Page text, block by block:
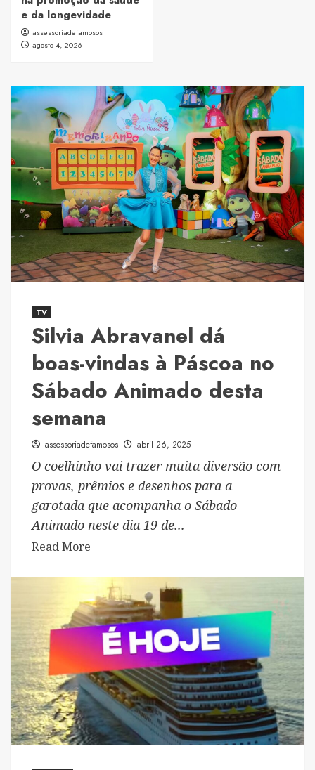
e da longevidade
assessoriadefamosos
agosto 4, 2026
TV
Silvia Abravanel dá
boas-vindas à Páscoa no
Sábado Animado desta
semana
assessoriadefamosos abril 26, 2025
O coelhinho vai trazer muita diversão com
provas, prêmios e desenhos para a
garotada que acompanha o Sábado
Animado neste dia 19 de...
Read More
about
Silvia
Abravanel
dá
boas-
vindas
à
Páscoa
no
Sábado